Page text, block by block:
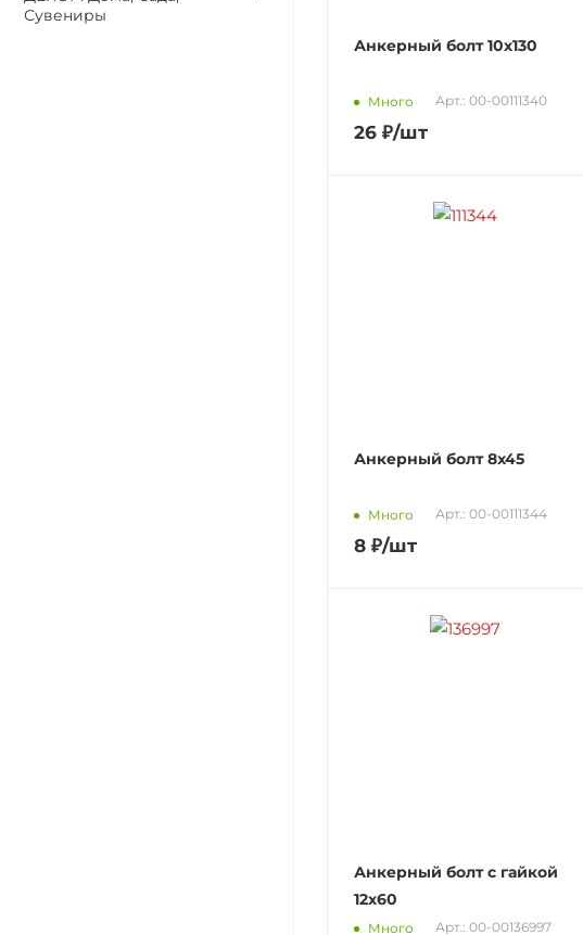
Сувениры
Анкерный болт 10х130
Много Арт.: 00-00111340
26 ₽/шт
Анкерный болт 8х45
Много Арт.: 00-00111344
8 ₽/шт
Анкерный болт с гайкой
12х60
Много Арт.: 00-00136997